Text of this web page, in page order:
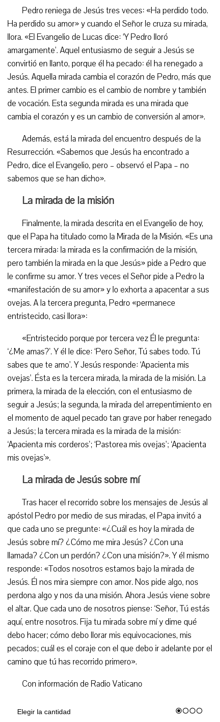
Pedro reniega de Jesús tres veces: «Ha perdido todo.
Ha perdido su amor» y cuando el Señor le cruza su mirada,
llora. «El Evangelio de Lucas dice: ‘Y Pedro lloró
amargamente’. Aquel entusiasmo de seguir a Jesús se
convirtió en llanto, porque él ha pecado: él ha renegado a
Jesús. Aquella mirada cambia el corazón de Pedro, más que
antes. El primer cambio es el cambio de nombre y también
de vocación. Esta segunda mirada es una mirada que
cambia el corazón y es un cambio de conversión al amor».
Además, está la mirada del encuentro después de la
Resurrección. «Sabemos que Jesús ha encontrado a
Pedro, dice el Evangelio, pero – observó el Papa – no
sabemos que se han dicho».
La mirada de la misión
Finalmente, la mirada descrita en el Evangelio de hoy,
que el Papa ha titulado como la Mirada de la Misión. «Es una
tercera mirada: la mirada es la confirmación de la misión,
pero también la mirada en la que Jesús» pide a Pedro que
le confirme su amor. Y tres veces el Señor pide a Pedro la
«manifestación de su amor» y lo exhorta a apacentar a sus
ovejas. A la tercera pregunta, Pedro «permanece
entristecido, casi llora»:
«Entristecido porque por tercera vez Él le pregunta:
‘¿Me amas?’. Y él le dice: ‘Pero Señor, Tú sabes todo. Tú
sabes que te amo’. Y Jesús responde: ‘Apacienta mis
ovejas’. Ésta es la tercera mirada, la mirada de la misión. La
primera, la mirada de la elección, con el entusiasmo de
seguir a Jesús; la segunda, la mirada del arrepentimiento en
el momento de aquel pecado tan grave por haber renegado
a Jesús; la tercera mirada es la mirada de la misión:
‘Apacienta mis corderos’; ‘Pastorea mis ovejas’; ‘Apacienta
mis ovejas'».
La mirada de Jesús sobre mí
Tras hacer el recorrido sobre los mensajes de Jesús al
apóstol Pedro por medio de sus miradas, el Papa invitó a
que cada uno se pregunte: «¿Cuál es hoy la mirada de
Jesús sobre mí? ¿Cómo me mira Jesús? ¿Con una
llamada? ¿Con un perdón? ¿Con una misión?». Y él mismo
responde: «Todos nosotros estamos bajo la mirada de
Jesús. Él nos mira siempre con amor. Nos pide algo, nos
perdona algo y nos da una misión. Ahora Jesús viene sobre
el altar. Que cada uno de nosotros piense: ‘Señor, Tú estás
aquí, entre nosotros. Fija tu mirada sobre mí y dime qué
debo hacer; cómo debo llorar mis equivocaciones, mis
pecados; cuál es el coraje con el que debo ir adelante por el
camino que tú has recorrido primero».
Con información de Radio Vaticano